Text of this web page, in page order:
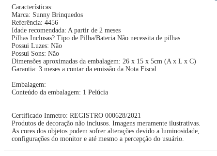
Características:
Marca: Sunny Brinquedos
Referência: 4456
Idade recomendada: A partir de 2 meses
Pilhas Inclusas? Tipo de Pilha/Bateria Não necessita de pilhas
Possui Luzes: Não
Possui Sons: Não
Dimensões aproximadas da embalagem: 26 x 15 x 5cm (A x L x C)
Garantia: 3 meses a contar da emissão da Nota Fiscal
Embalagem:
Conteúdo da embalagem: 1 Pelúcia
Certificado Inmetro: REGISTRO 000628/2021
Produtos de decoração não inclusos. Imagens meramente ilustrativas.
As cores dos objetos podem sofrer alterações devido a luminosidade,
configurações do monitor e até mesmo a percepção do usuário.